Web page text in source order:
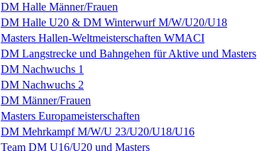
DM Halle Männer/Frauen
DM Halle U20 & DM Winterwurf M/W/U20/U18
Masters Hallen-Weltmeisterschaften WMACI
DM Langstrecke und Bahngehen für Aktive und Masters
DM Nachwuchs 1
DM Nachwuchs 2
DM Männer/Frauen
Masters Europameisterschaften
DM Mehrkampf M/W/U 23/U20/U18/U16
Team DM U16/U20 und Masters